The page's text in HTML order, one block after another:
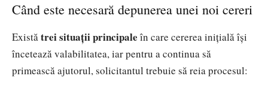
Când este necesară depunerea unei noi cereri
Existătrei situații principale în care cererea inițială își
încetează valabilitatea, iar pentru a continua să
primească ajutorul, solicitantul trebuie să reia procesul: